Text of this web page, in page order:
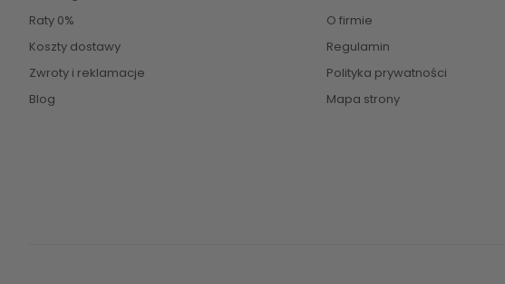
Raty 0%
Koszty dostawy
Zwroty i reklamacje
Blog
O firmie
Regulamin
Polityka prywatności
Mapa strony